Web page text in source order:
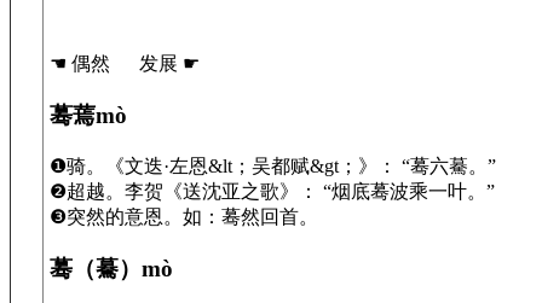
☚ 偶然 发展 ☛
蓦蔫mò
❶骑。《文迭·左恩&lt；吴都赋&gt；》： “蓦六驀。”
❷超越。李贺《送沈亚之歌》： “烟底蓦波乘一叶。”
❸突然的意恩。如：蓦然回首。
蓦（驀）mò